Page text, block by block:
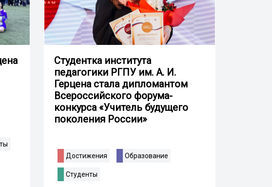
Студентка института
педагогики РГПУ им. А. И.
Герцена стала дипломантом
Всероссийского форума-
конкурса «Учитель будущего
поколения России»
Достижения Образование
Студенты